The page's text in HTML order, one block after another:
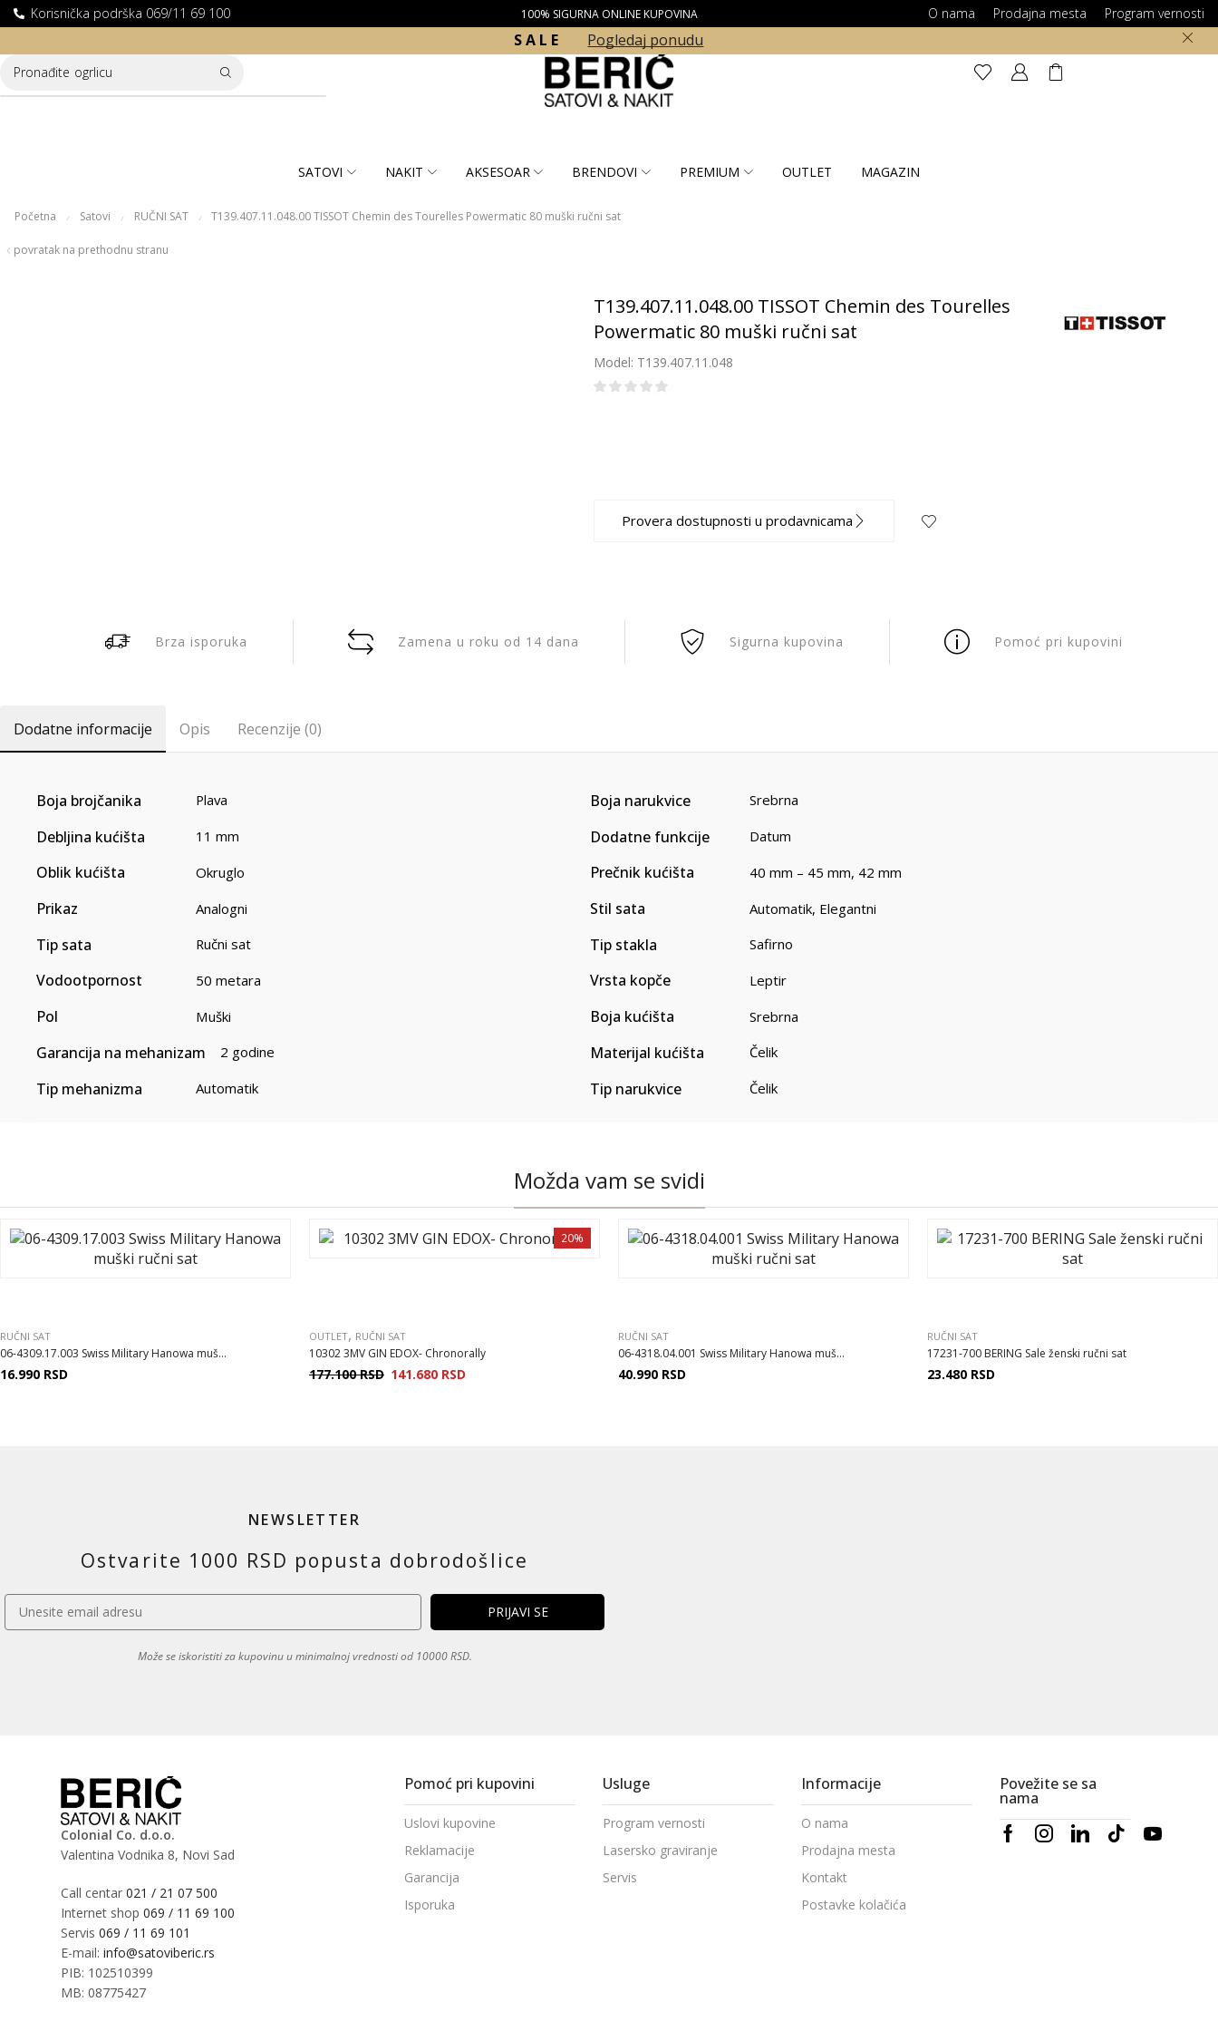
Korisnička podrška 069/11 69 100
DOSTAVA ZA KUPOVINE PREKO 10.000 RSD 100% SIGURNA ONLINE KUPOVINA O nama Prodajna mesta Program vernosti
S A L E Pogledaj ponudu
Pronađite ogrlicu
SATOVI NAKIT AKSESOAR BRENDOVI PREMIUM OUTLET MAGAZIN
Početna / Satovi / RUČNI SAT / T139.407.11.048.00 TISSOT Chemin des Tourelles Powermatic 80 muški ručni sat
povratak na prethodnu stranu
T139.407.11.048.00 TISSOT Chemin des Tourelles
Powermatic 80 muški ručni sat
Model: T139.407.11.048
Provera dostupnosti u prodavnicama
Brza isporuka Zamena u roku od 14 dana Sigurna kupovina Pomoć pri kupovini
Dodatne informacije Opis Recenzije (0)
Boja brojčanika Plava Boja narukvice Srebrna
Debljina kućišta 11 mm Dodatne funkcije Datum
Oblik kućišta Okruglo Prečnik kućišta 40 mm – 45 mm, 42 mm
Prikaz Analogni Stil sata Automatik, Elegantni
Tip sata Ručni sat Tip stakla Safirno
Vodootpornost 50 metara Vrsta kopče Leptir
Pol Muški Boja kućišta Srebrna
Garancija na mehanizam 2 godine Materijal kućišta Čelik
Tip mehanizma Automatik Tip narukvice Čelik
Možda vam se svidi
RUČNI SAT
06-4309.17.003 Swiss Military Hanowa muš...
16.990 RSD
20%
OUTLET, RUČNI SAT
10302 3MV GIN EDOX- Chronorally
177.100RSD 141.680 RSD
RUČNI SAT
06-4318.04.001 Swiss Military Hanowa muš...
40.990 RSD
RUČNI SAT
17231-700 BERING Sale ženski ručni sat
23.480 RSD
NEWSLETTER
Ostvarite 1000 RSD popusta dobrodošlice
Može se iskoristiti za kupovinu u minimalnoj vrednosti od 10000 RSD.
Colonial Co. d.o.o.
Valentina Vodnika 8, Novi Sad
Call centar021 / 21 07 500
Internet shop069 / 11 69 100
Servis069 / 11 69 101
E-mail:info@satoviberic.rs
PIB: 102510399
MB: 08775427
Pomoć pri kupovini
Uslovi kupovine
Reklamacije
Garancija
Isporuka
Usluge
Program vernosti
Lasersko graviranje
Servis
Informacije
O nama
Prodajna mesta
Kontakt
Postavke kolačića
Povežite se sa
nama